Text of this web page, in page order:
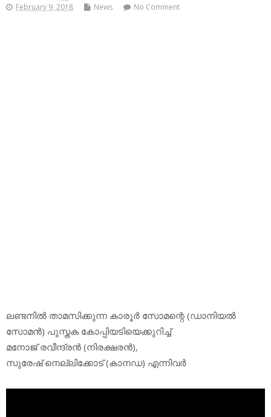
February 9, 2018 News No Comment
ലണ്ടനില്‍ താമസിക്കുന്ന കാരൂര്‍ സോമന്റെ (ഡാനിയല്‍
സോമന്‍) പുസ്തക കോപ്പിയടിയെക്കുറിച്ച്
മനോജ് രവീന്ദ്രന്‍ (നിരക്ഷരന്‍),
സുരേഷ് നെല്ലിക്കോട് (കാനഡ) എന്നിവര്‍